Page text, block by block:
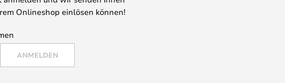
Onlineshop einlösen können!
ANMELDEN